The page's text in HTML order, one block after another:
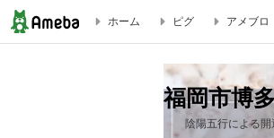
福岡市博多区 キャナルシティ前のヒー
ホーム ピグ アメブロ
福岡市博
陰陽五行による開